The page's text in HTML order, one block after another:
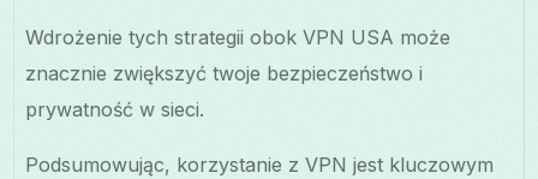
Wdrożenie tych strategii obok VPN USA może
znacznie zwiększyć twoje bezpieczeństwo i
prywatność w sieci.
Podsumowując, korzystanie z VPN jest kluczowym